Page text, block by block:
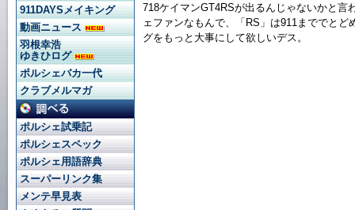
718ケイマンGT4RSが出るんじゃないかと
ェファンなもんで、「RS」は911まででと
グをもっと大事にして欲しいデス。
911DAYSメイキング
動画ニュース
羽根幸浩
ゆきひログ
ポルシェバカ一代
クラブメルマガ
ポルシェ試乗記
ポルシェスペック
ポルシェ用語辞典
スーパーリンク集
メンテ早見表